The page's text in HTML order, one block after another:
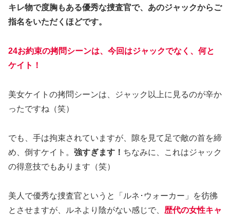
キレ物で度胸もある優秀な捜査官で、あのジャックからご
指名をいただくほどです。
24お約束の拷問シーンは、今回はジャックでなく、何と
ケイト！
美女ケイトの拷問シーンは、ジャック以上に見るのが辛か
ったですね（笑）
でも、手は拘束されていますが、隙を見て足で敵の首を締
め、倒すケイト。 強すぎます！ ちなみに、これはジャック
の得意技でもあります（笑）
美人で優秀な捜査官というと「ルネ･ウォーカー」を彷彿
とさせますが、ルネより陰がない感じで、 歴代の女性キャ